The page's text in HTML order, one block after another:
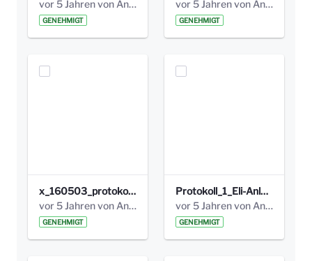
vor 5 Jahren von Anni Schlumberger
GENEHMIGT
vor 5 Jahren von Anni Schlumberger
GENEHMIGT
x_160503_protokoll_infoabend.pdf
vor 5 Jahren von Anni Schlumberger
GENEHMIGT
Protokoll_1_Eli-Anlage_final.pdf
vor 5 Jahren von Anni Schlumberger
GENEHMIGT